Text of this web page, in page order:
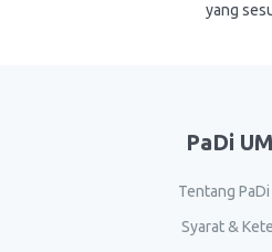
yang
PaDi
Tentang
Syarat &